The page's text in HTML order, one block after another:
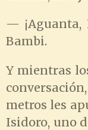
— ¡Aguanta,
Bambi.
Y mientras
metros les
Isidoro, uno